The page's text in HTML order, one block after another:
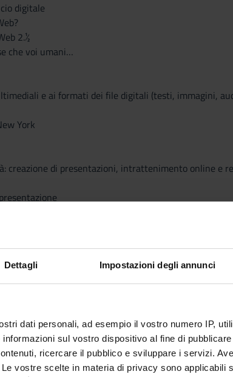
Dettagli Impostazioni degli annunci
dati personali, ad esempio il vostro numero IP,
sul vostro dispositivo al fine di
ricercare il pubblico e sviluppare i servizi.
vostre scelte in materia di privacy sono applicabili
digitale
2.½
che voi umani…
e ai formati dei file digitali (testi, immagini,
York
creazione di presentazioni, intrattenimento online e
INFORMATICHE E MULTIMEDIALI PER I
didattica: Instructional Design, Multimedia
conoscenza
e il m-learning